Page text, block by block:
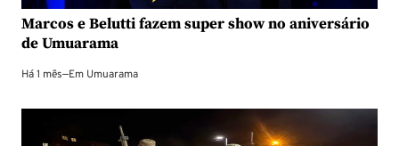
Marcos e Belutti fazem super show no aniversário
de Umuarama
Há 1 mês—Em Umuarama